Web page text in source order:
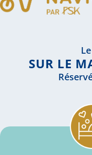
SUR LE